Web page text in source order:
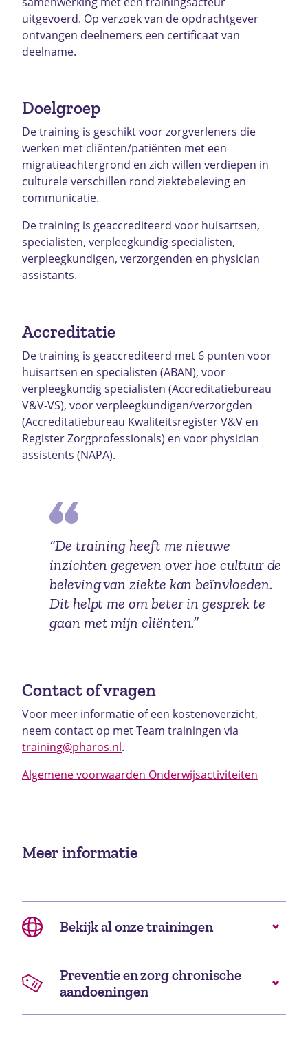
uitgevoerd. Op verzoek van de opdrachtgever
ontvangen deelnemers een certificaat van
deelname.
Doelgroep
De training is geschikt voor zorgverleners die
werken met cliënten/patiënten met een
migratieachtergrond en zich willen verdiepen in
culturele verschillen rond ziektebeleving en
communicatie.
De training is geaccrediteerd voor huisartsen,
specialisten, verpleegkundig specialisten,
verpleegkundigen, verzorgenden en physician
assistants.
Accreditatie
De training is geaccrediteerd met 6 punten voor
huisartsen en specialisten (ABAN), voor
verpleegkundig specialisten (Accreditatiebureau
V&V-VS), voor verpleegkundigen/verzorgden
(Accreditatiebureau Kwaliteitsregister V&V en
Register Zorgprofessionals) en voor physician
assistents (NAPA).
“De training heeft me nieuwe
inzichten gegeven over hoe cultuur de
beleving van ziekte kan beïnvloeden.
Dit helpt me om beter in gesprek te
gaan met mijn cliënten.”
Contact of vragen
Voor meer informatie of een kostenoverzicht,
neem contact op met Team trainingen via
training@pharos.nl.
Algemene voorwaarden Onderwijsactiviteiten
Meer informatie
Bekijk al onze trainingen
Preventie en zorg chronische
aandoeningen